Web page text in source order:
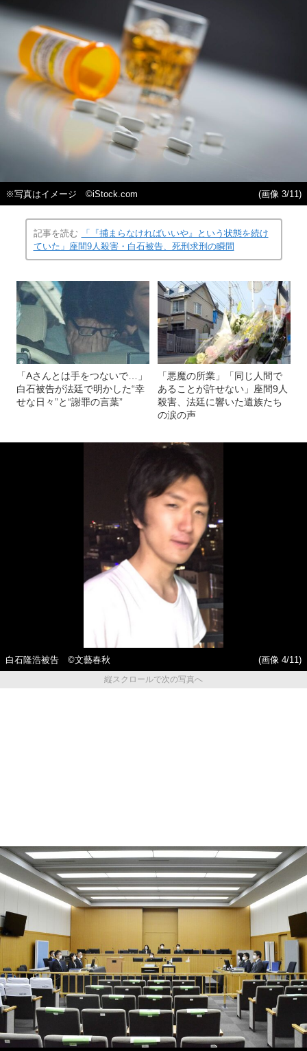
※写真はイメージ ©iStock.com (画像 3/11)
記事を読む
「『捕まらなければいいや』という状態を続け
ていた」座間9人殺害・白石被告、死刑求刑の瞬間
「Aさんとは手をつないで…」
白石被告が法廷で明かした“幸
せな日々”と“謝罪の言葉”
「悪魔の所業」「同じ人間で
あることが許せない」座間9人
殺害、法廷に響いた遺族たち
の涙の声
白石隆浩被告 ©文藝春秋
(画像 4/11)
縦スクロールで次の写真へ